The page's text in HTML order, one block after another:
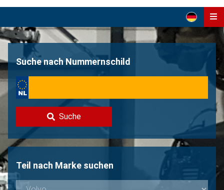
Home
Über uns
Volvo Verkaufen?
Nicht gefunden?
Suche nach Nummernschild
Suche
Teil nach Marke suchen